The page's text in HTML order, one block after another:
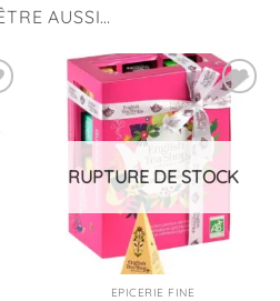
AUSSI…
Ajouter
à la
liste
d’envies
RUPTURE DE STOCK
EPICERIE FINE